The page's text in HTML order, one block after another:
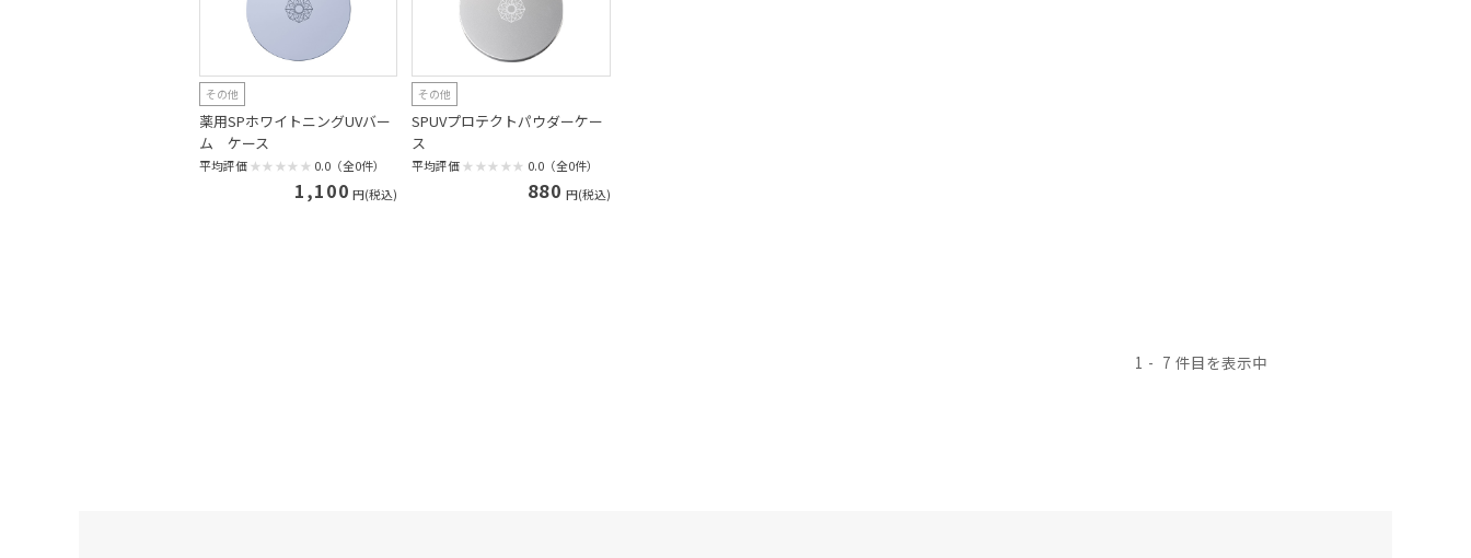
その他
薬用SPホワイトニングUVバー
ム ケース
平均評価 0.0（全0件）
1,100 円(税込)
その他
SPUVプロテクトパウダーケー
ス
平均評価 0.0（全0件）
880 円(税込)
1 7